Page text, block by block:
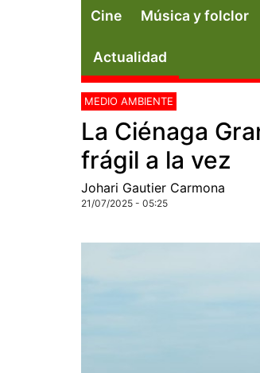
Cine Música y folclor
Actualidad
MEDIO AMBIENTE
La Ciénaga
frágil a la vez
Johari Gautier Carmona
21/07/2025 - 05:25